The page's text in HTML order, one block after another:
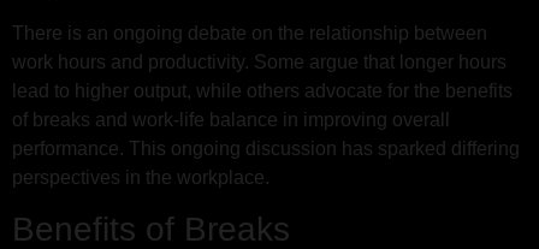
There is an ongoing debate on the relationship between
work hours and productivity. Some argue that longer hours
lead to higher output, while others advocate for the benefits
of breaks and work-life balance in improving overall
performance. This ongoing discussion has sparked differing
perspectives in the workplace.
Benefits of Breaks